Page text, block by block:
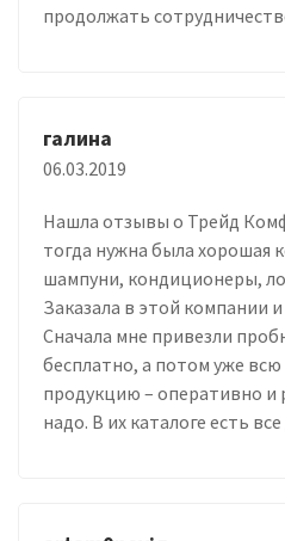
продолжать
галина
06.03.2019
Нашла отзывы о Трейд
тогда нужна была хорошая
шампуни, кондиционеры,
Заказала в этой компании
Сначала мне привезли
бесплатно, а потом уже
продукцию – оперативно и
надо. В их каталоге есть